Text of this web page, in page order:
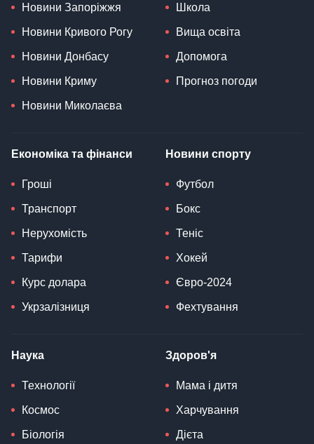
Новини Запоріжжя
Новини Кривого Рогу
Новини Донбасу
Новини Криму
Новини Миколаєва
Школа
Вища освіта
Допомога
Прогноз погоди
Економіка та фінанси
Гроші
Транспорт
Нерухомість
Тарифи
Курс долара
Укрзалізниця
Новини спорту
Футбол
Бокс
Теніс
Хокей
Євро-2024
Фехтування
Наука
Технології
Космос
Біологія
Здоров'я
Мама і дитя
Харчування
Дієта